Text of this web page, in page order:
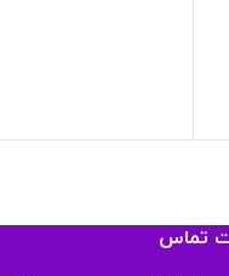
تماس